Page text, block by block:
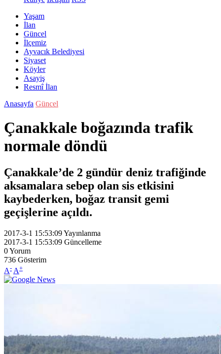
Yaşam
İlan
Güncel
İlçemiz
Ayvacık Belediyesi
Siyaset
Köyler
Asayiş
Resmî İlan
Anasayfa Güncel
Çanakkale boğazında trafik
normale döndü
Çanakkale’de 2 gündür deniz trafiğinde
aksamalara sebep olan sis etkisini
kaybederken, boğaz transit gemi
geçişlerine açıldı.
2017-3-1 15:53:09Yayınlanma
2017-3-1 15:53:09 Güncelleme
0Yorum
736 Gösterim
A- A+